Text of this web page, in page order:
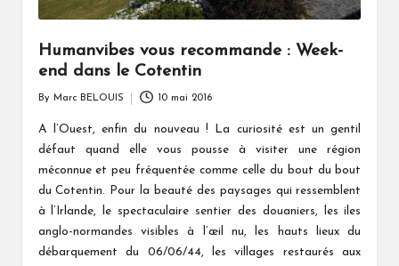
Humanvibes vous recommande : Week-
end dans le Cotentin
by
By Marc BELOUIS 10 mai 2016
A l’Ouest, enfin du nouveau ! La curiosité est un gentil
défaut quand elle vous pousse à visiter une région
méconnue et peu fréquentée comme celle du bout du bout
du Cotentin. Pour la beauté des paysages qui ressemblent
à l’Irlande, le spectaculaire sentier des douaniers, les iles
anglo-normandes visibles à l’œil nu, les hauts lieux du
débarquement du 06/06/44, les villages restaurés aux